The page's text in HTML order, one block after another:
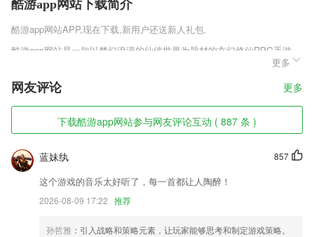
酷游app网站下载简介
酷游app网站APP,现在下载,新用户还送新人礼包.
酷游app网站是一款以梦幻浪漫的仙侠世界为题材的玄幻修仙RPG手游，
精致细腻的游戏画面，全新的仙侠故事题题材，多种刻画精细的仙侠职业
角色提供玩家选择，不同的职业拥有不同的属性，可以自由的进行选择，
仙道月影正式版v1.0.0.1庞大无边缝的世界地图，可以自由的探索，体验
不同的浪漫仙侠人生。
酷游app网站软件特色
1,餐饮外卖：甄选全城108个2265美食餐饮商家驻平台。
2,支持文字水印，修改字体、颜色、透明度；
3,【快捷提现】 满1元直接提现。提现只需要绑定微信，然后申请线上赚
钱提现，现金秒到账。
4,GPS定位：打开手机客户端就可实时掌握孩子的位置信息以及活动轨迹
更多
网友评论 更多
下载酷游app网站参与网友评论互动 ( 887 条 )
857
蓝妹纨
这个游戏的音乐太好听了，每一首都让人陶醉！
2026-08-09 17:22 推荐
孙哲雅 ：引入战略和策略元素，让玩家能够思考和制定游戏策略。